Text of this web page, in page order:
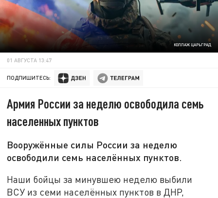
КОЛЛАЖ ЦАРЬГРАД
01 АВГУСТА 13:47
ПОДПИШИТЕСЬ:
Армия России за неделю освободила семь
населенных пунктов
Вооружённые силы России за неделю
освободили семь населённых пунктов.
Наши бойцы за минувшею неделю выбили
ВСУ из семи населённых пунктов в ДНР,